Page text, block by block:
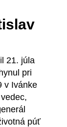
21. júla
pri
v Ivánke
púť